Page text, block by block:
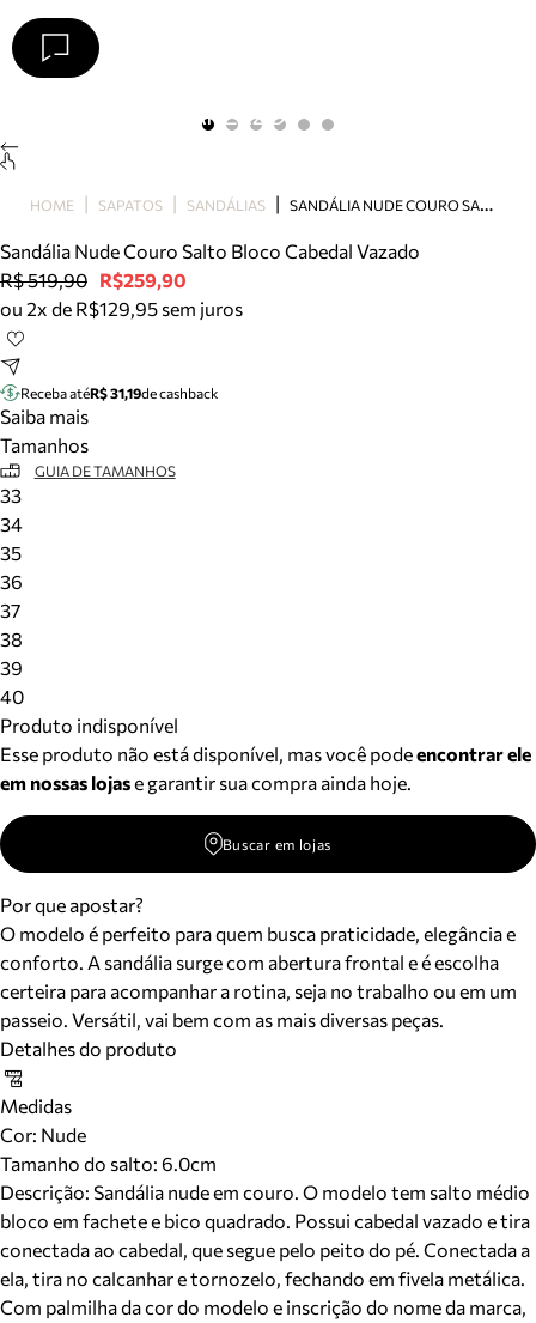
Papete
Scarpin
Mocassim
Bolsa
Tênis
Mule
Rasteira
Precisa de ajuda?
Arezzo
HOME SAPATOS SANDÁLIAS S
ANDÁLIA NUDE COURO SALTO BLOCO CABEDAL VAZADO
Sandália Nude Couro Salto Bloco Cabedal Vazado
R$ 519,90 R$259,90
ou 2x de R$129,95 sem juros
Receba atéR$ 31,19de cashback
Saiba mais
Tamanhos
GUIA DE TAMANHOS
33
34
35
36
37
38
39
40
Produto indisponível
Esse produto não está disponível, mas você podeencontrar ele
em nossas lojase garantir sua compra ainda hoje.
Buscar em lojas
Por que apostar?
O modelo é perfeito para quem busca praticidade, elegância e
conforto. A sandália surge com abertura frontal e é escolha
certeira para acompanhar a rotina, seja no trabalho ou em um
passeio. Versátil, vai bem com as mais diversas peças.
Detalhes do produto
Medidas
Cor: Nude
Tamanho do salto: 6.0cm
Descrição: Sandália nude em couro. O modelo tem salto médio
bloco em fachete e bico quadrado. Possui cabedal vazado e tira
conectada ao cabedal, que segue pelo peito do pé. Conectada a
ela, tira no calcanhar e tornozelo, fechando em fivela metálica.
Com palmilha da cor do modelo e inscrição do nome da marca,